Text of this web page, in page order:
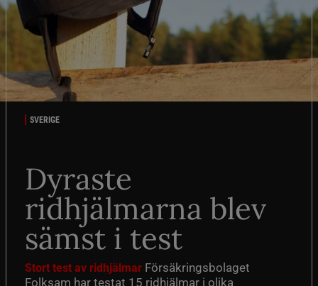
SVERIGE
Dyraste
ridhjälmarna blev
sämst i test
Stort test av ridhjälmar Försäkringsbolaget
Folksam har testat 15 ridhjälmar i olika